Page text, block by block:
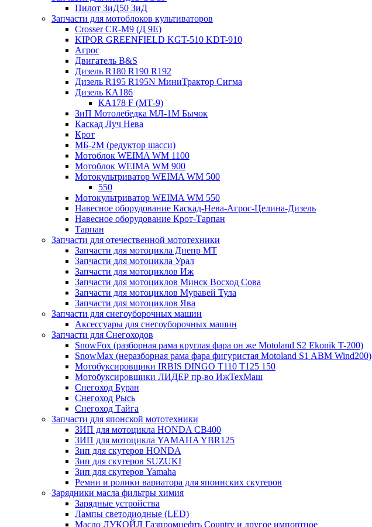
Пилот ЗиД50 ЗиД
Запчасти для мотоблоков культиваторов
Crosser CR-M9 (Д 9Е)
KIPOR GREENFIELD KGT-510 KDT-910
Агрос
Двигатель B&S
Дизель R180 R190 R192
Дизель R195 R195N МиниТрактор Сигма
Дизель КА186
КА178 F (МТ-9)
ЗиП Мотолебедка МЛ-1М Бычок
Каскад Луч Нева
Крот
МБ-2М (редуктор шасси)
Мотоблок WEIMA WM 1100
Мотоблок WEIMA WM 900
Мотокультриватор WEIMA WM 500
550
Мотокультриватор WEIMA WM 550
Навесное оборудование Каскад-Нева-Агрос-Целина-Дизель
Навесное оборудование Крот-Тарпан
Тарпан
Запчасти для отечественной мототехники
Запчасти для мотоцикла Днепр МТ
Запчасти для мотоцикла Урал
Запчасти для мотоциклов Иж
Запчасти для мотоциклов Минск Восход Сова
Запчасти для мотоциклов Муравей Тула
Запчасти для мотоциклов Ява
Запчасти для снегоуборочных машин
Аксессуары для снегоуборочных машин
Запчасти для Снегоходов
SnowFox (разборная рама круглая фара он же Motoland S2 Ekonik T-200)
SnowMax (неразборная рама фара фигуристая Motoland S1 ABM Wind200)
Мотобуксировщики IRBIS DINGO Т110 Т125 150
Мотобуксировщики ЛИДЕР пр-во ИжТехМаш
Снегоход Буран
Снегоход Рысь
Снегоход Тайга
Запчасти для японской мототехники
ЗИП для мотоцикла HONDA CB400
ЗИП для мотоцикла YAMAHA YBR125
Зип для скутеров HONDA
Зип для скутеров SUZUKI
Зип для скутеров Yamaha
Ремни и ролики вариатора для япоинских скутеров
Зарядники масла фильтры химия
Зарядные устройства
Лампы светодиодные (LED)
Масло ЛУКОЙЛ Газпромнефть Country и другое импортное